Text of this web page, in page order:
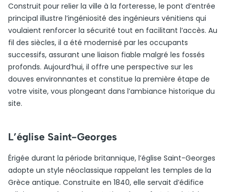
Construit pour relier la ville à la forteresse, le pont d’entrée
principal illustre l’ingéniosité des ingénieurs vénitiens qui
voulaient renforcer la sécurité tout en facilitant l’accès. Au
fil des siècles, il a été modernisé par les occupants
successifs, assurant une liaison fiable malgré les fossés
profonds. Aujourd’hui, il offre une perspective sur les
douves environnantes et constitue la première étape de
votre visite, vous plongeant dans l’ambiance historique du
site.
L’église Saint-Georges
Érigée durant la période britannique, l’église Saint-Georges
adopte un style néoclassique rappelant les temples de la
Grèce antique. Construite en 1840, elle servait d’édifice